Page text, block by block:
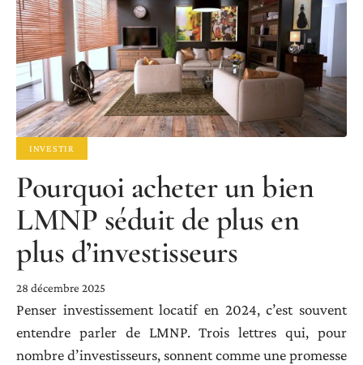
INVESTIR
Pourquoi acheter un bien
LMNP séduit de plus en
plus d’investisseurs
28 décembre 2025
Penser investissement locatif en 2024, c’est souvent
entendre parler de LMNP. Trois lettres qui, pour
nombre d’investisseurs, sonnent comme une promesse